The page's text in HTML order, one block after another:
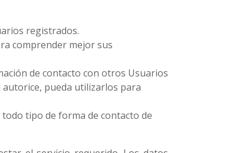
registrados.
comprender mejor sus
de contacto con otros Usuarios
pueda utilizarlos para
tipo de forma de contacto de